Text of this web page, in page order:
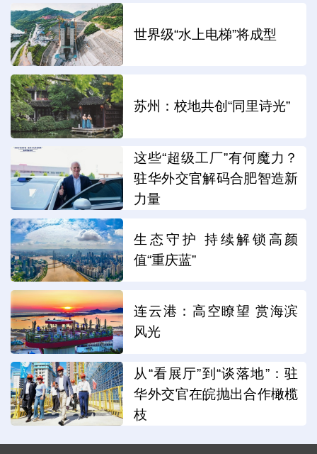
世界级“水上电梯”将成型
苏州：校地共创“同里诗光”
这些“超级工厂”有何魔力？
驻华外交官解码合肥智造新
力量
生态守护 持续解锁高颜
值“重庆蓝”
连云港：高空瞭望 赏海滨
风光
从“看展厅”到“谈落地”：驻
华外交官在皖抛出合作橄榄
枝